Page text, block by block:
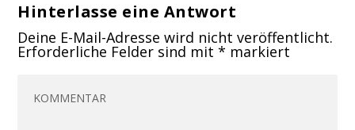
Hinterlasse eine Antwort
Deine E-Mail-Adresse wird nicht veröffentlicht.
Erforderliche Felder sind mit* markiert